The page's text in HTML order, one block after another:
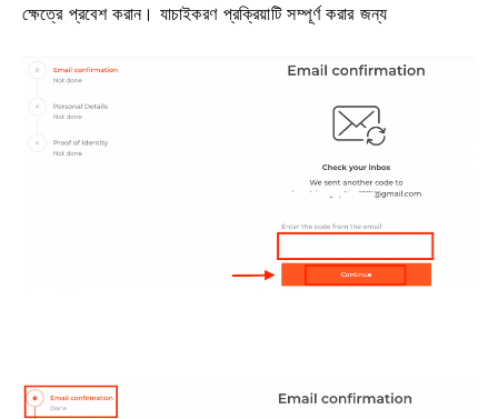
ক্ষেত্রে প্রবেশ করান। যাচাইকরণ প্রক্রিয়াটি সম্পূর্ণ করার জন্য